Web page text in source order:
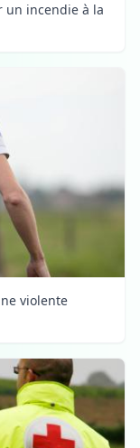
un incendie à la
violente